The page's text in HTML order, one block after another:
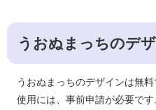
うおぬまっちのデ
うおぬまっちのデザインは無料
使用には、事前申請が必要です